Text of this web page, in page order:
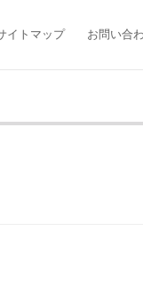
イトマップ お問い合